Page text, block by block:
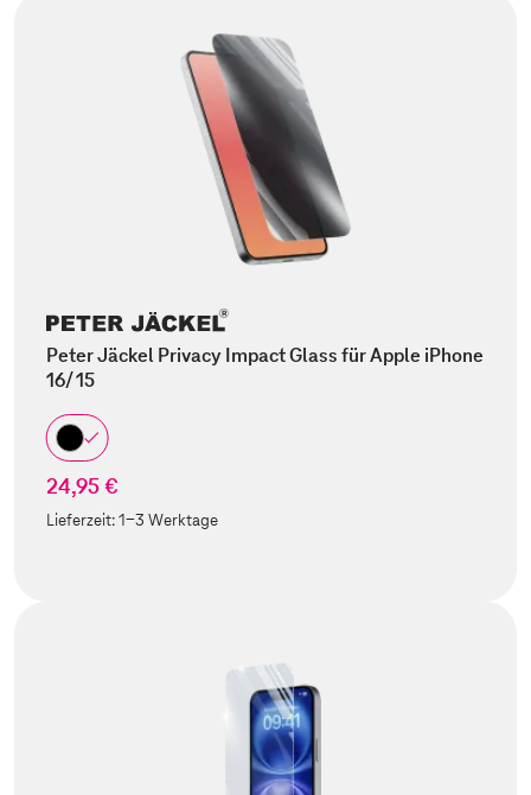
Peter Jäckel Privacy Impact Glass für Apple iPhone
16/ 15
24,95 €
Lieferzeit:1-3 Werktage